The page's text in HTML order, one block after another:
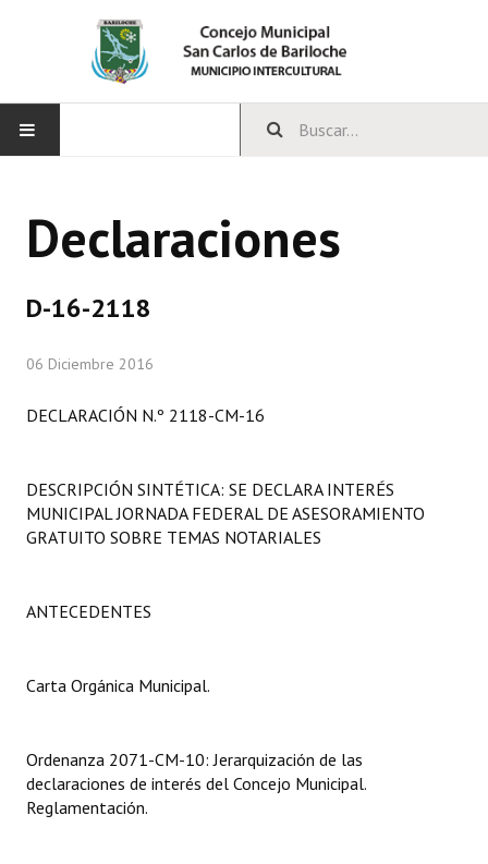
CONCEJO
Comisiones Especiales
Programas
Constitución Nacional
Carta Orgánica 2007
Digesto
Declaraciones
D-16-2118
06 Diciembre 2016
DECLARACIÓN N.º 2118-CM-16
DESCRIPCIÓN SINTÉTICA: SE DECLARA INTERÉS
MUNICIPAL JORNADA FEDERAL DE ASESORAMIENTO
GRATUITO SOBRE TEMAS NOTARIALES
ANTECEDENTES
Carta Orgánica Municipal.
Ordenanza 2071-CM-10: Jerarquización de las
declaraciones de interés del Concejo Municipal.
Reglamentación.